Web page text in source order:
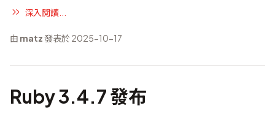
深入閱讀...
由 matz發表於 2025-10-17
Ruby 3.4.7 發布